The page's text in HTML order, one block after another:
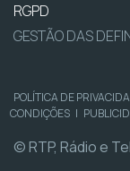
RGPD
GESTÃO DAS
POLÍTICA DE
CONDIÇÕES |
© RTP, Rádio e